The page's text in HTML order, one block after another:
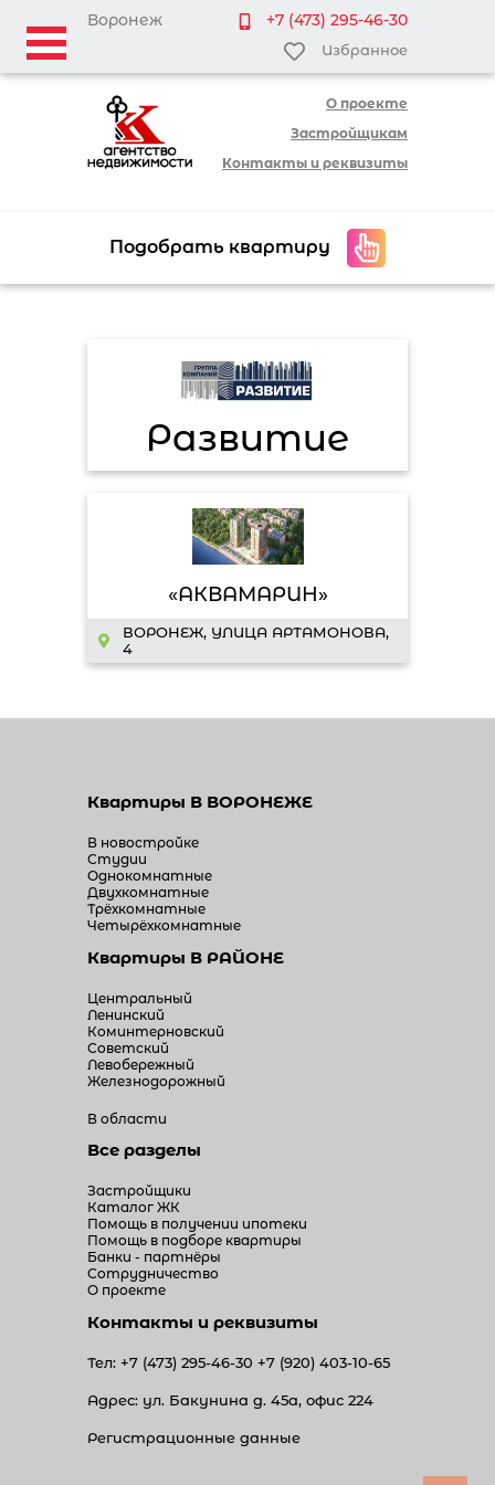
Воронеж +7 (473) 295-46-30
Избранное
О проекте
Застройщикам
Контакты и реквизиты
Подобрать квартиру
Развитие
«АКВАМАРИН»
ВОРОНЕЖ, УЛИЦА АРТАМОНОВА,
4
Квартиры В ВОРОНЕЖЕ
В новостройке
Студии
Однокомнатные
Двухкомнатные
Трёхкомнатные
Четырёхкомнатные
Квартиры В РАЙОНЕ
Центральный
Ленинский
Коминтерновский
Советский
Левобережный
Железнодорожный
В области
Все разделы
Застройщики
Каталог ЖК
Помощь в получении ипотеки
Помощь в подборе квартиры
Банки - партнёры
Сотрудничество
О проекте
Контакты и реквизиты
Тел: +7 (473) 295-46-30 +7 (920) 403-10-65
Адрес: ул. Бакунина д. 45а, офис 224
Регистрационные данные